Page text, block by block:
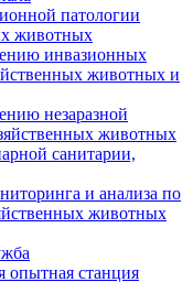
патологии
животных
инвазионных
животных и
незаразной
животных
санитарии,
и анализа по
животных
опытная станция